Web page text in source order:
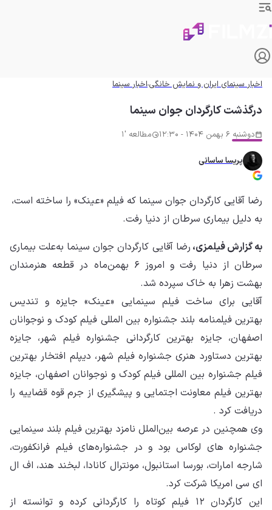
اخبار سینمای ایران و نمایش خانگیاخبار سینما
درگذشت کارگردان جوان سینما
دوشنبه 6 بهمن 1404 - 12:30 مطالعه '1
پریسا ساسانی
رضا آقایی کارگردان جوان سینما که فیلم «عینک» را ساخته است،
به دلیل بیماری سرطان از دنیا رفت.
به گزارش فیلمزی، رضا آقایی کارگردان جوان سینما به‌علت بیماری
سرطان از دنیا رفت و امروز ۶ بهمن‌ماه در قطعه هنرمندان
بهشت زهرا به خاک سپرده شد.
آقایی برای ساخت فیلم سینمایی «عینک» جایزه و تندیس
بهترین فیلمنامه بلند جشنواره بین المللی فیلم کودک و نوجوانان
اصفهان، جایزه بهترین کارگردانی جشنواره فیلم شهر، جایزه
بهترین دستاورد هنری جشنواره فیلم شهر، دیپلم افتخار بهترین
فیلم جشنواره بین المللی فیلم کودک و نوجوانان اصفهان، جایزه
بهترین فیلم معاونت اجتمایی و پیشگیری از جرم قوه قضاییه را
دریافت کرد .
وی همچنین در عرصه بین‌الملل نامزد بهترین فیلم بلند سینمایی
جشنواره های لوکاس بود و در جشنواره‌های فیلم فرانکفورت،
شارجه امارات، بورسا استانبول، مونترال کانادا، لبخند هند، اف ال
ای سی امریکا شرکت کرد.
این کارگردان ۱۲ فیلم کوتاه را کارگردانی کرده و توانسته از